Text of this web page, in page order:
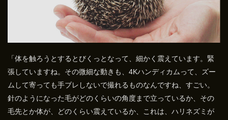
「体を触ろうとするとびくっとなって、細かく震えています。緊
張していますね。その微細な動きも、4Kハンディカムって、ズー
ムして寄っても手ブレしないで撮れるものなんですね、すごい。
針のようになった毛がどのくらいの角度まで立っているか、その
毛先とか体が、どのくらい震えているか、これは、ハリネズミが